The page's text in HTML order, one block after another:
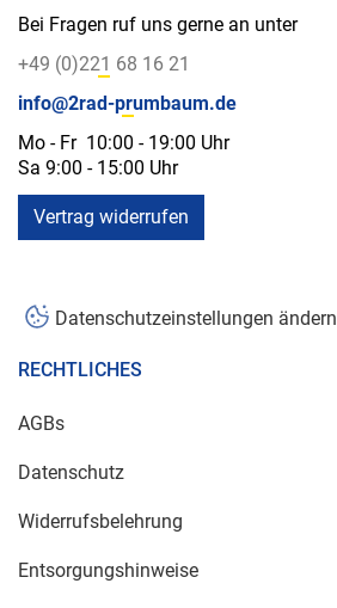
Bei Fragen ruf uns gerne an unter
+49 (0)221 68 16 21
info@2rad-prumbaum.de
Mo - Fr 10:00 - 19:00 Uhr
Sa 9:00 - 15:00 Uhr
Vertrag widerrufen
Datenschutzeinstellungen ändern
RECHTLICHES
AGBs
Datenschutz
Widerrufsbelehrung
Entsorgungshinweise